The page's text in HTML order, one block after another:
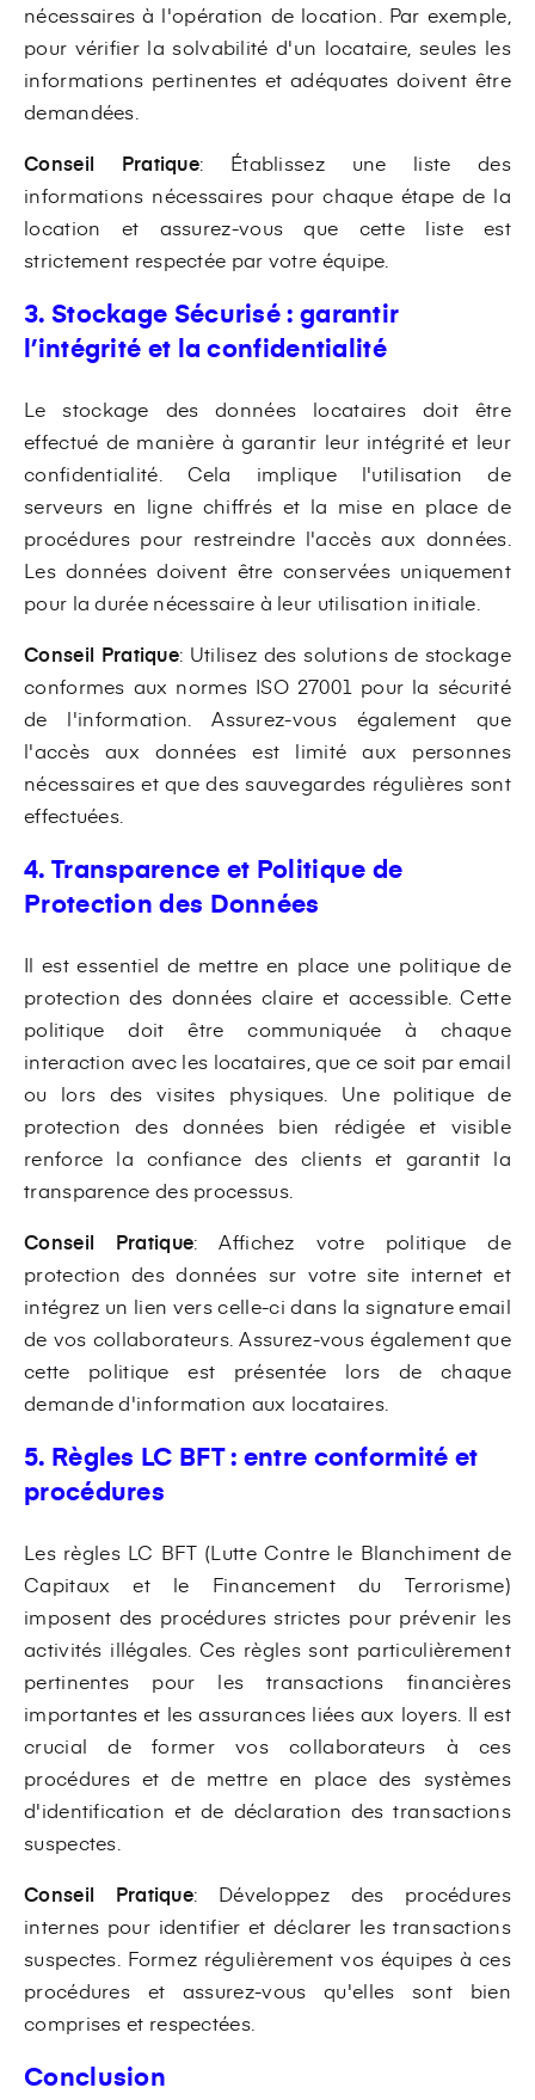
nécessaires à l'opération de location. Par exemple,
pour vérifier la solvabilité d'un locataire, seules les
informations pertinentes et adéquates doivent être
demandées.
Conseil Pratique: Établissez une liste des
informations nécessaires pour chaque étape de la
location et assurez-vous que cette liste est
strictement respectée par votre équipe.
3. Stockage Sécurisé : garantir
l’intégrité et la confidentialité
Le stockage des données locataires doit être
effectué de manière à garantir leur intégrité et leur
confidentialité. Cela implique l'utilisation de
serveurs en ligne chiffrés et la mise en place de
procédures pour restreindre l'accès aux données.
Les données doivent être conservées uniquement
pour la durée nécessaire à leur utilisation initiale.
Conseil Pratique: Utilisez des solutions de stockage
conformes aux normes ISO 27001 pour la sécurité
de l'information. Assurez-vous également que
l'accès aux données est limité aux personnes
nécessaires et que des sauvegardes régulières sont
effectuées.
4. Transparence et Politique de
Protection des Données
Il est essentiel de mettre en place une politique de
protection des données claire et accessible. Cette
politique doit être communiquée à chaque
interaction avec les locataires, que ce soit par email
ou lors des visites physiques. Une politique de
protection des données bien rédigée et visible
renforce la confiance des clients et garantit la
transparence des processus.
Conseil Pratique: Affichez votre politique de
protection des données sur votre site internet et
intégrez un lien vers celle-ci dans la signature email
de vos collaborateurs. Assurez-vous également que
cette politique est présentée lors de chaque
demande d'information aux locataires.
5. Règles LC BFT : entre conformité et
procédures
Les règles LC BFT (Lutte Contre le Blanchiment de
Capitaux et le Financement du Terrorisme)
imposent des procédures strictes pour prévenir les
activités illégales. Ces règles sont particulièrement
pertinentes pour les transactions financières
importantes et les assurances liées aux loyers. Il est
crucial de former vos collaborateurs à ces
procédures et de mettre en place des systèmes
d'identification et de déclaration des transactions
suspectes.
Conseil Pratique: Développez des procédures
internes pour identifier et déclarer les transactions
suspectes. Formez régulièrement vos équipes à ces
procédures et assurez-vous qu'elles sont bien
comprises et respectées.
Conclusion